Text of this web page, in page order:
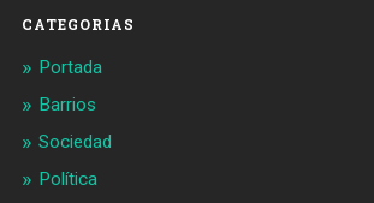
CATEGORIAS
Portada
Barrios
Sociedad
Política